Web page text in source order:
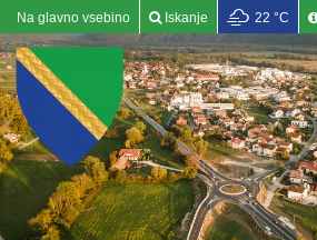
Na glavno vsebino Iskanje 22 °C